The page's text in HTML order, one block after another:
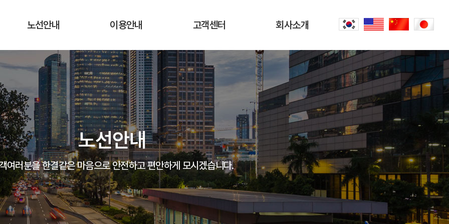
노선안내
운행노선 및 시간표
실시간 버스 위치
이용안내
운행요금
탑승장소 및 승차권 구입처
운송약관
고객센터
공지사항
자주하는 질문
고객의 말씀
분실물 안내
회사소개
회사소개
CEO 인사말
오시는 길
공항리무진 이야기
노선안내
여러분을 한결같은 마음으로 안전하고 편안하게 모시겠습니다.